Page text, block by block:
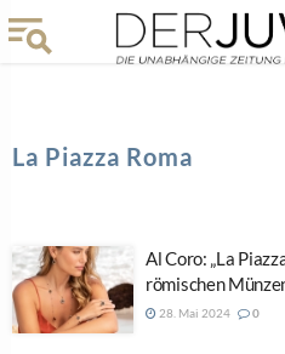
La Piazza Roma
Al Coro: „La
römischen
28. Mai 2024 0